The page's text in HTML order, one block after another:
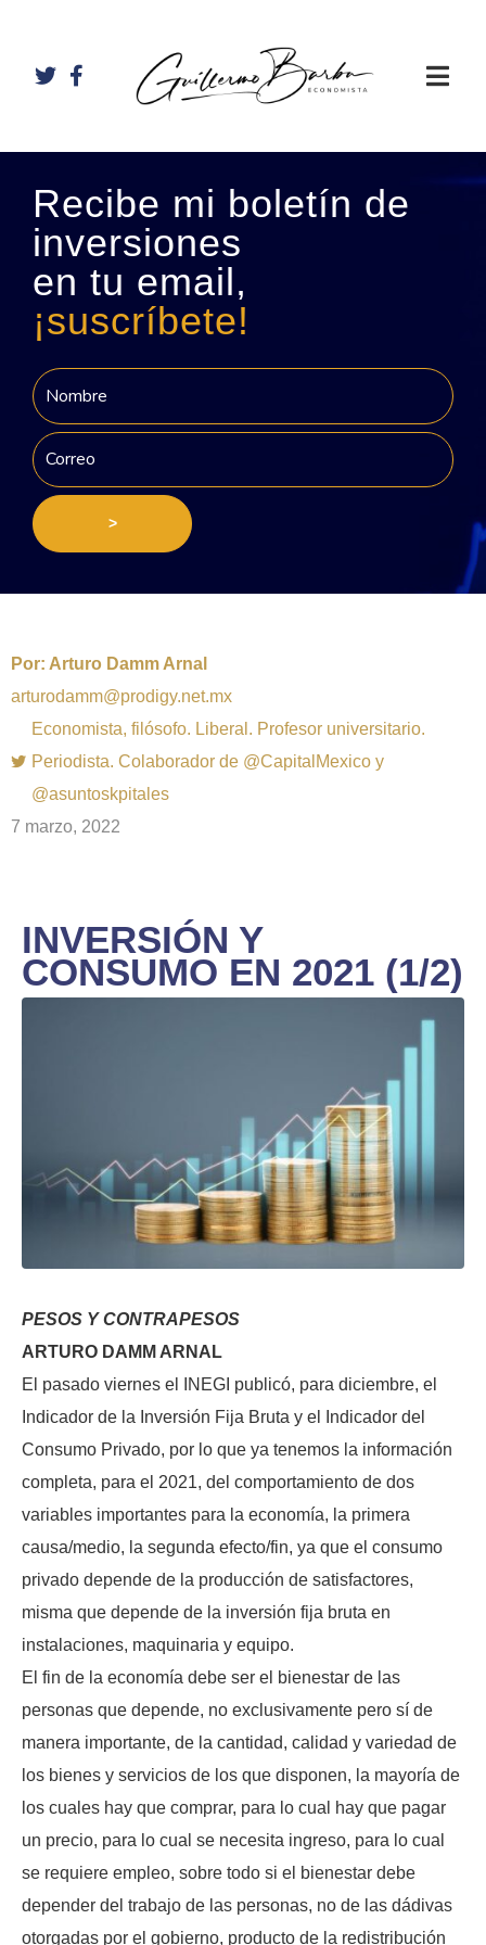
Recibe mi boletín de
inversiones
en tu email,
¡suscríbete!
>
Por: Arturo Damm Arnal
arturodamm@prodigy.net.mx
Economista, filósofo. Liberal. Profesor universitario.
Periodista. Colaborador de @CapitalMexico y
@asuntoskpitales
7 marzo, 2022
INVERSIÓN Y
CONSUMO EN 2021 (1/2)
PESOS Y CONTRAPESOS
ARTURO DAMM ARNAL
El pasado viernes el INEGI publicó, para diciembre, el
Indicador de la Inversión Fija Bruta y el Indicador del
Consumo Privado, por lo que ya tenemos la información
completa, para el 2021, del comportamiento de dos
variables importantes para la economía, la primera
causa/medio, la segunda efecto/fin, ya que el consumo
privado depende de la producción de satisfactores,
misma que depende de la inversión fija bruta en
instalaciones, maquinaria y equipo.
El fin de la economía debe ser el bienestar de las
personas que depende, no exclusivamente pero sí de
manera importante, de la cantidad, calidad y variedad de
los bienes y servicios de los que disponen, la mayoría de
los cuales hay que comprar, para lo cual hay que pagar
un precio, para lo cual se necesita ingreso, para lo cual
se requiere empleo, sobre todo si el bienestar debe
depender del trabajo de las personas, no de las dádivas
otorgadas por el gobierno, producto de la redistribución